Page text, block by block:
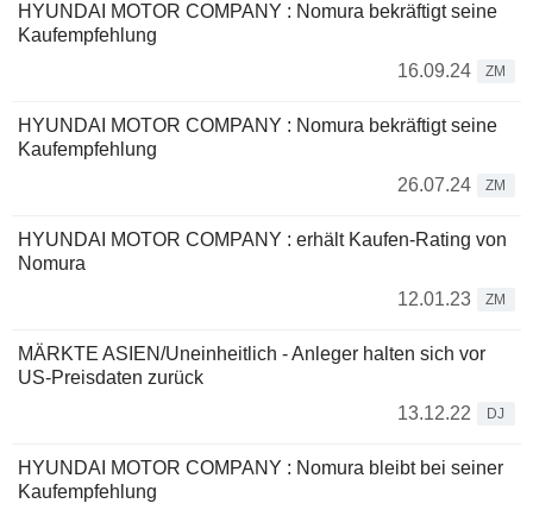
HYUNDAI MOTOR COMPANY : Nomura bekräftigt seine
Kaufempfehlung
16.09.24
ZM
HYUNDAI MOTOR COMPANY : Nomura bekräftigt seine
Kaufempfehlung
26.07.24
ZM
HYUNDAI MOTOR COMPANY : erhält Kaufen-Rating von
Nomura
12.01.23
ZM
MÄRKTE ASIEN/Uneinheitlich - Anleger halten sich vor
US-Preisdaten zurück
13.12.22
DJ
HYUNDAI MOTOR COMPANY : Nomura bleibt bei seiner
Kaufempfehlung